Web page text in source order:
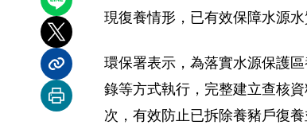
分享到 LINE
分享到 X
分享內容連結
列印本頁
現復養情形，已有效保障水源水
環保署表示，為落實水源保護
錄等方式執行，完整建立查核
次，有效防止已拆除養豬戶復